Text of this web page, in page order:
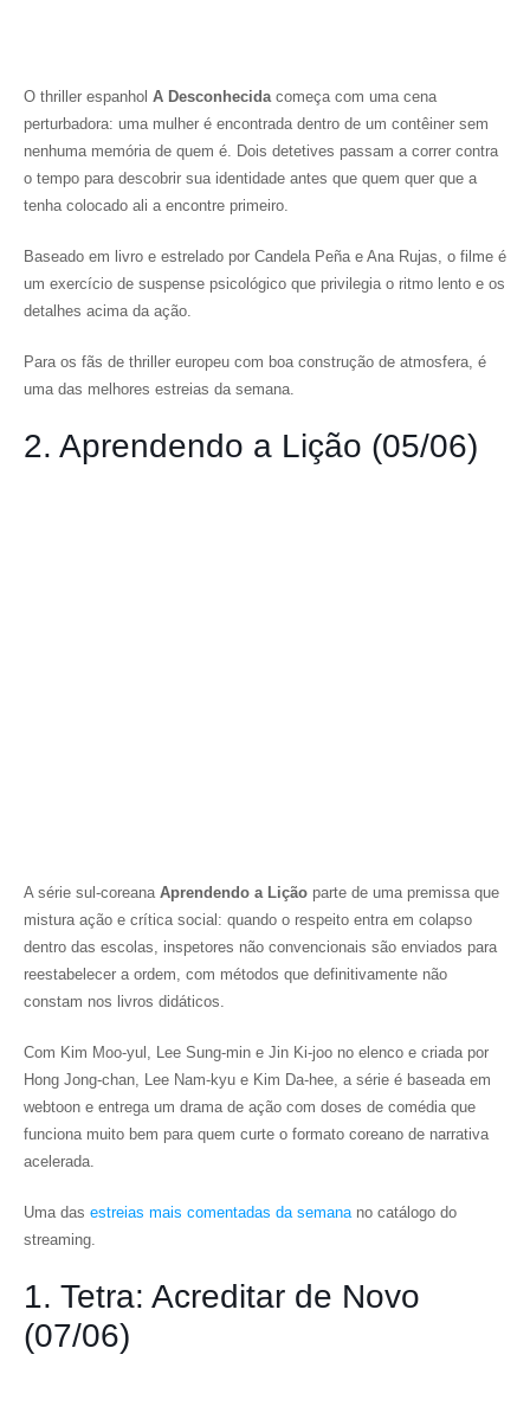
O thriller espanhol A Desconhecidacomeça com uma cena
perturbadora: uma mulher é encontrada dentro de um contêiner sem
nenhuma memória de quem é. Dois detetives passam a correr contra
o tempo para descobrir sua identidade antes que quem quer que a
tenha colocado ali a encontre primeiro.
Baseado em livro e estrelado por Candela Peña e Ana Rujas, o filme é
um exercício de suspense psicológico que privilegia o ritmo lento e os
detalhes acima da ação.
Para os fãs de thriller europeu com boa construção de atmosfera, é
uma das melhores estreias da semana.
2. Aprendendo a Lição (05/06)
A série sul-coreana Aprendendo a Lição parte de uma premissa que
mistura ação e crítica social: quando o respeito entra em colapso
dentro das escolas, inspetores não convencionais são enviados para
reestabelecer a ordem, com métodos que definitivamente não
constam nos livros didáticos.
Com Kim Moo-yul, Lee Sung-min e Jin Ki-joo no elenco e criada por
Hong Jong-chan, Lee Nam-kyu e Kim Da-hee, a série é baseada em
webtoon e entrega um drama de ação com doses de comédia que
funciona muito bem para quem curte o formato coreano de narrativa
acelerada.
Uma das estreias mais comentadas da semanano catálogo do
streaming.
1. Tetra: Acreditar de Novo
(07/06)